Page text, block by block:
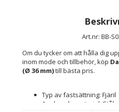
Art.nr: BB-
Om du tycker om att hålla dig
inom mode och tillbehör, köp
(Ø 36 mm) till bästa pris.
Typ av fastsättning: Fjäril
Armbands-material: Stål